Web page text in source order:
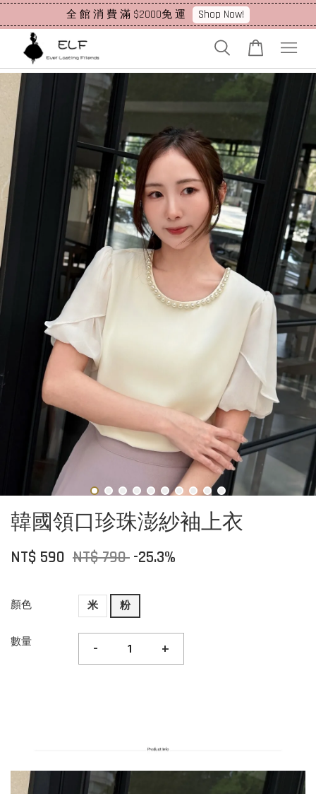
全 館 消 費 滿 $2000免 運 Shop Now!
韓國領口珍珠澎紗袖上衣
NT$ 590 NT$ 790 -25.3%
顏色 米 粉
數量 - +